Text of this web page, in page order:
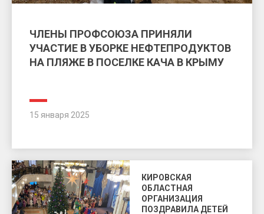
ЧЛЕНЫ ПРОФСОЮЗА ПРИНЯЛИ
УЧАСТИЕ В УБОРКЕ НЕФТЕПРОДУКТОВ
НА ПЛЯЖЕ В ПОСЕЛКЕ КАЧА В КРЫМУ
15 января 2025
КИРОВСКАЯ
ОБЛАСТНАЯ
ОРГАНИЗАЦИЯ
ПОЗДРАВИЛА ДЕТЕЙ